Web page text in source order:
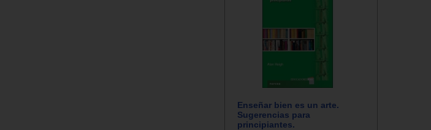
Enseñar bien es un arte.
Sugerencias para
principiantes.